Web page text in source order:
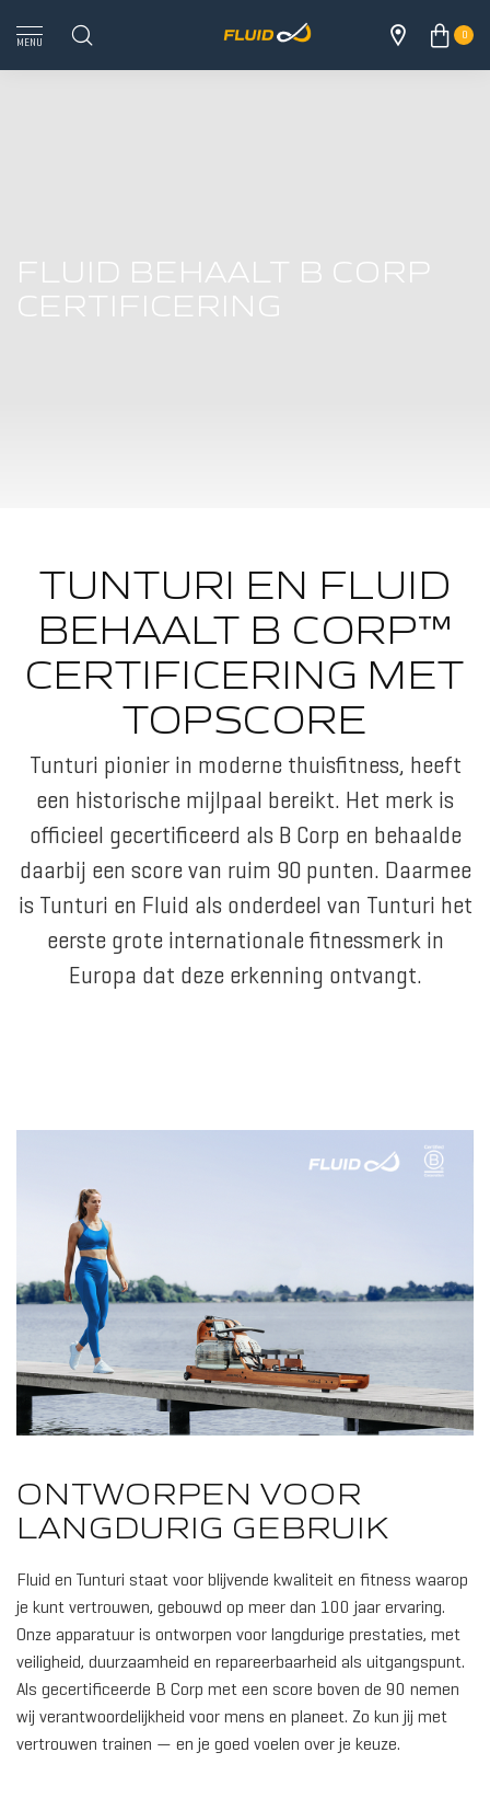
MENU
0
FLUID BEHAALT B CORP
CERTIFICERING
TUNTURI EN FLUID
BEHAALT B CORP™
CERTIFICERING MET
TOPSCORE
Tunturi pionier in moderne thuisfitness, heeft
een historische mijlpaal bereikt. Het merk is
officieel gecertificeerd als B Corp en behaalde
daarbij een score van ruim 90 punten. Daarmee
is Tunturi en Fluid als onderdeel van Tunturi het
eerste grote internationale fitnessmerk in
Europa dat deze erkenning ontvangt.
ONTWORPEN VOOR
LANGDURIG GEBRUIK
Fluid en Tunturi staat voor blijvende kwaliteit en fitness waarop
je kunt vertrouwen, gebouwd op meer dan 100 jaar ervaring.
Onze apparatuur is ontworpen voor langdurige prestaties, met
veiligheid, duurzaamheid en repareerbaarheid als uitgangspunt.
Als gecertificeerde B Corp met een score boven de 90 nemen
wij verantwoordelijkheid voor mens en planeet. Zo kun jij met
vertrouwen trainen — en je goed voelen over je keuze.